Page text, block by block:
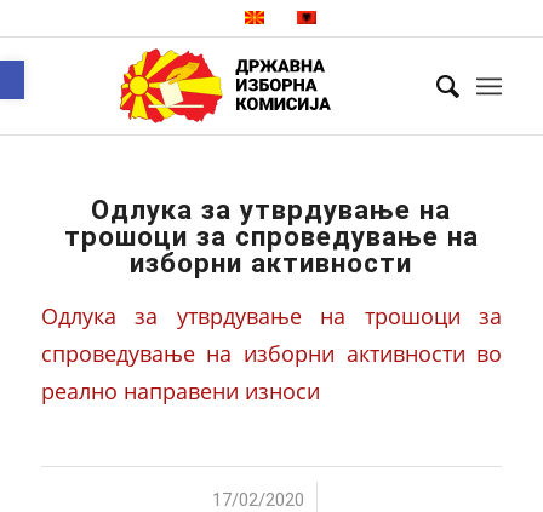
Одлука за утврдување на
трошоци за спроведување на
изборни активности
Одлука за утврдување на трошоци за
спроведување на изборни активности во
реално направени износи
17/02/2020
/
Open toolbar